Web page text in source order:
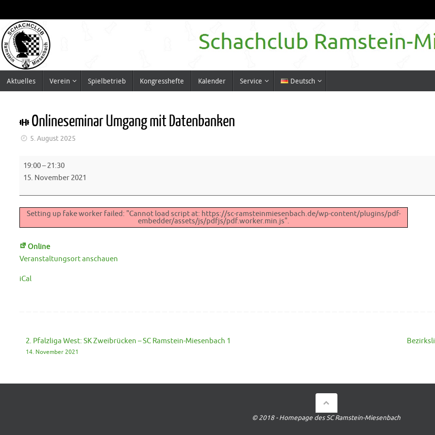
Inhalt
springen
Inhalt
Aktuelles Verein Spielbetrieb Kongresshefte Kalender Service Deutsch
Onlineseminar Umgang mit Datenbanken
5. August 2025
Onlineseminar
Umgang
Datenbanken
19:00–21:30
15. November 2021
Setting up fake worker failed: "Cannot load script at: https://sc-ramsteinmiesenbach.de/wp-content/plugins/pdf-
embedder/assets/js/pdfjs/pdf.worker.min.js".
Online
Veranstaltungsort anschauen
iCal
2. Pfalzliga West: SK Zweibrücken – SC Ramstein-Miesenbach 1
14. November 2021
© 2018 - Homepage des SC Ramstein-Miesenbach